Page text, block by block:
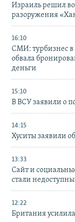
Израиль решил
разоружения
16:10
СМИ: турбизнес в
обвала
деньги
15:10
В ВСУ заявили о
14:15
Хуситы заявили
13:33
Сайт и
стали недоступны
12:22
Британия